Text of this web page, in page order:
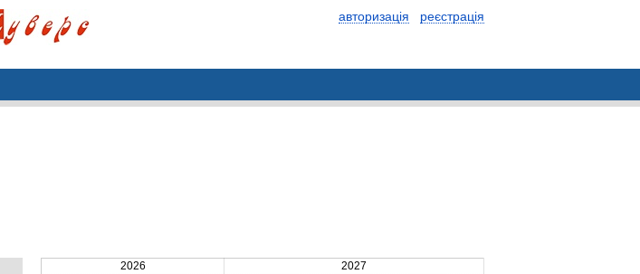
авторизація реєстрація
2026
2027